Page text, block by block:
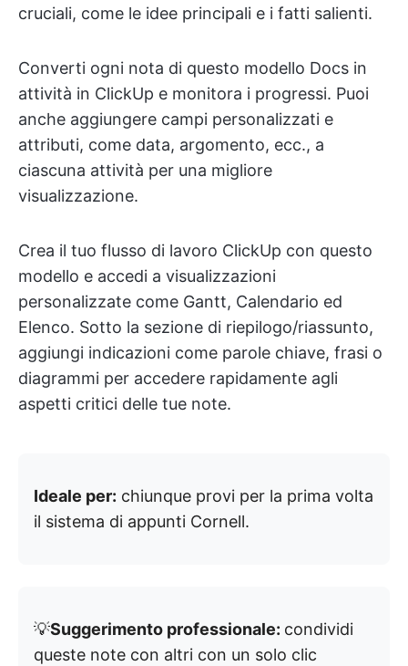
cruciali, come le idee principali e i fatti salienti.
Converti ogni nota di questo modello Docs in
attività in ClickUp e monitora i progressi. Puoi
anche aggiungere campi personalizzati e
attributi, come data, argomento, ecc., a
ciascuna attività per una migliore
visualizzazione.
Crea il tuo flusso di lavoro ClickUp con questo
modello e accedi a visualizzazioni
personalizzate come Gantt, Calendario ed
Elenco. Sotto la sezione di riepilogo/riassunto,
aggiungi indicazioni come parole chiave, frasi o
diagrammi per accedere rapidamente agli
aspetti critici delle tue note.
Ideale per: chiunque provi per la prima volta
il sistema di appunti Cornell.
💡Suggerimento professionale: condividi
queste note con altri con un solo clic